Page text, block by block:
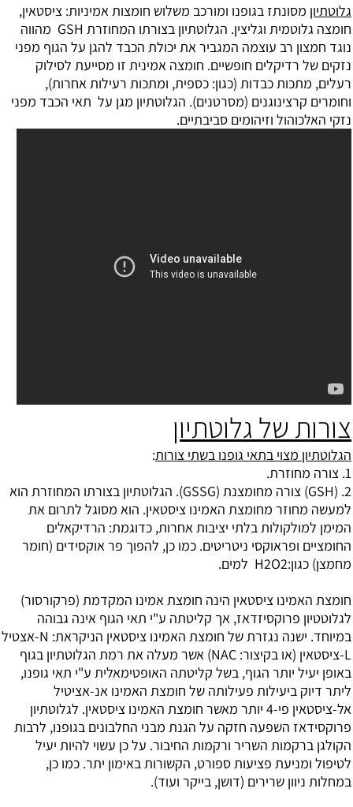
גלוטתיון מסונתז בגופנו ומורכב משלוש חומצות אמיניות: ציסטאין,
חומצה גלוטמית וגליצין. הגלוטתיון בצורתו המחוזרת GSH מהווה
נוגד חמצון רב עוצמה המגביר את יכולת הכבד להגן על הגוף מפני
נזקים של רדיקלים חופשיים. חומצה אמינית זו מסייעת לסילוק
רעלים, מתכות כבדות (כגון: כספית, ומתכות רעילות אחרות),
וחומרים קרצינוגנים (מסרטנים). הגלוטתיון מגן על תאי הכבד מפני
נזקי האלכוהול וזיהומים סביבתיים.
צורות של גלוטתיון
הגלוטתיון מצוי בתאי גופנו בשתי צורות:
1. צורה מחוזרת.
GSH) .2) צורה מחומצנת (GSSG). הגלוטתיון בצורתו המחוזרת הוא
למעשה מחוזר מחומצת האמינו ציסטאין. הוא מסוגל לתרום את
המימן למולקולות בלתי יציבות אחרות, כדוגמת: הרדיקאלים
החומציים ופראוקסי ניטריטים. כמו כן, להפוך פר אוקסידים (חומר
מחמצן) כגון:H2O2 למים.
חומצת האמינו ציסטאין הינה חומצת אמינו המקדמת (פרקורסור)
לגלוטטיון פרוקסיזדאז, אך קליטתה ע"י תאי הגוף אינה גבוהה
במיוחד. ישנה נגזרת של חומצת האמינו ציסטאין הניקראת: N-אצטיל
L-ציסטאין (או בקיצור: NAC) אשר מעלה את רמת הגלוטתיון בגוף
באופן יעיל יותר הגוף, בשל קליטתה האופטימאלית ע"י תאי גופנו,
ליתר דיוק ביעילות פעילותה של חומצת האמינו אנ-אציטיל
אל-ציסטאין פי-4 יותר מאשר חומצת האמינו ציסטאין. לגלוטתיון
פרוקסידאז השפעה חזקה על הגנת מבני החלבונים בגופנו, לרבות
הקולגן ברקמות השריר ורקמות החיבור. על כן עשוי להיות יעיל
לטיפול ומניעת פציעות ספורט, הקשורות באימון יתר. כמו כן,
במחלות ניוון שרירים (דושן, בייקר ועוד).